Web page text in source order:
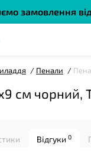
замовлення
Пенали
см
Відгуки 0